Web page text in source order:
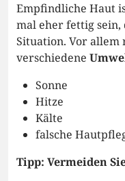
Empfindliche Haut
mal eher fettig
Situation. Vor
verschiedene
Sonne
Hitze
Kälte
falsche
Tipp: Vermeiden